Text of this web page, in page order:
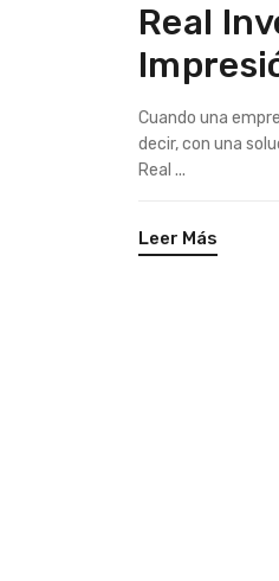
Real
Cuando una
decir, con una
Real ...
Leer Más